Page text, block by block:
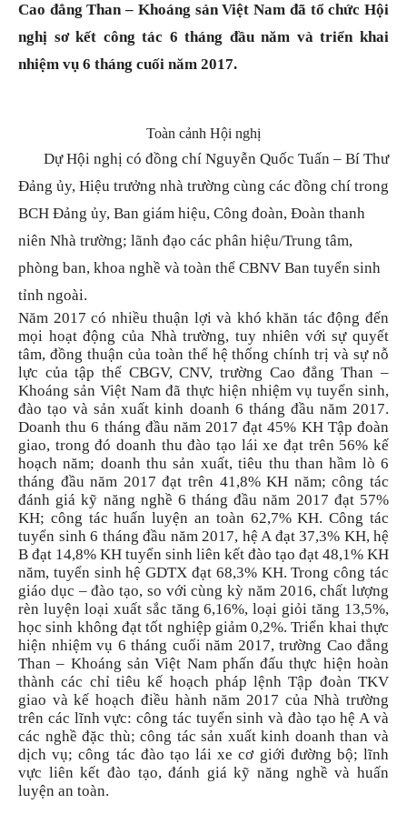
Khoáng
Nam
Cao đẳng Than – Khoáng sản Việt Nam đã tổ chức Hội
nghị sơ kết công tác 6 tháng đầu năm và triển khai
nhiệm vụ 6 tháng cuối năm 2017.
Toàn cảnh Hội nghị
Dự Hội nghị có đồng chí Nguyễn Quốc Tuấn – Bí Thư
Đảng ủy, Hiệu trưởng nhà trường cùng các đồng chí trong
BCH Đảng ủy, Ban giám hiệu, Công đoàn, Đoàn thanh
niên Nhà trường; lãnh đạo các phân hiệu/Trung tâm,
phòng ban, khoa nghề và toàn thể CBNV Ban tuyển sinh
tỉnh ngoài.
Năm 2017 có nhiều thuận lợi và khó khăn tác động đến
mọi hoạt động của Nhà trường, tuy nhiên với sự quyết
tâm, đồng thuận của toàn thể hệ thống chính trị và sự nỗ
lực của tập thể CBGV, CNV, trường Cao đẳng Than –
Khoáng sản Việt Nam đã thực hiện nhiệm vụ tuyển sinh,
đào tạo và sản xuất kinh doanh 6 tháng đầu năm 2017.
Doanh thu 6 tháng đầu năm 2017 đạt 45% KH Tập đoàn
giao, trong đó doanh thu đào tạo lái xe đạt trên 56% kế
hoạch năm; doanh thu sản xuất, tiêu thu than hầm lò 6
tháng đầu năm 2017 đạt trên 41,8% KH năm; công tác
đánh giá kỹ năng nghề 6 tháng đầu năm 2017 đạt 57%
KH; công tác huấn luyện an toàn 62,7% KH. Công tác
tuyển sinh 6 tháng đầu năm 2017, hệ A đạt 37,3% KH, hệ
B đạt 14,8% KH tuyển sinh liên kết đào tạo đạt 48,1% KH
năm, tuyển sinh hệ GDTX đạt 68,3% KH. Trong công tác
giáo dục – đào tạo, so với cùng kỳ năm 2016, chất lượng
rèn luyện loại xuất sắc tăng 6,16%, loại giỏi tăng 13,5%,
học sinh không đạt tốt nghiệp giảm 0,2%. Triển khai thực
hiện nhiệm vụ 6 tháng cuối năm 2017, trường Cao đẳng
Than – Khoáng sản Việt Nam phấn đấu thực hiện hoàn
thành các chỉ tiêu kế hoạch pháp lệnh Tập đoàn TKV
giao và kế hoạch điều hành năm 2017 của Nhà trường
trên các lĩnh vực: công tác tuyển sinh và đào tạo hệ A và
các nghề đặc thù; công tác sản xuất kinh doanh than và
dịch vụ; công tác đào tạo lái xe cơ giới đường bộ; lĩnh
vực liên kết đào tạo, đánh giá kỹ năng nghề và huấn
luyện an toàn.